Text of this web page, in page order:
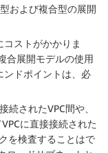
および複合型の展開
ストがかかりま
合展開モデルの使用
ドポイントは、必
続されたVPC間や、
に直接接続された
を検査することはで